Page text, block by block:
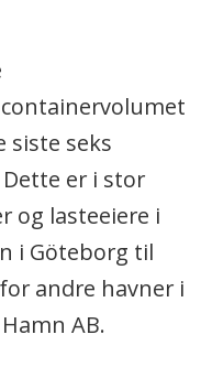
siste seks
er i stor
og lasteeiere i
i Göteborg til
andre havner i
AB.